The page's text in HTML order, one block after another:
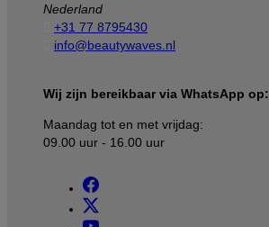
Nederland
+31 77 8795430
info@beautywaves.nl
Wij zijn bereikbaar via WhatsApp op:
Maandag tot en met vrijdag:
09.00 uur - 16.00 uur